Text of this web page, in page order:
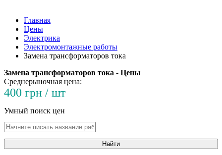
Главная
Цены
Электрика
Электромонтажные работы
Замена трансформаторов тока
Замена трансформаторов тока - Цены
Среднерыночная цена:
400 грн / шт
Умный поиск цен
Найти